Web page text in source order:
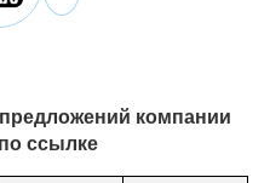
компании
ссылке